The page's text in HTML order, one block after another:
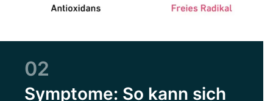
02
Symptome: So kann sich